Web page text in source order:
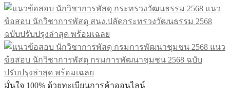
฿395.00
฿705.00
multiple
variants.
may
be
แนว
ข้อสอบ นักวิชาการพัสดุ สนง.ปลัดกระทรวงวัฒนธรรม 2568
ฉบับปรับปรุงล่าสุด พร้อมเฉลย
แนว
ข้อสอบ นักวิชาการพัสดุ กรมการพัฒนาชุมชน 2568 ฉบับ
ปรับปรุงล่าสุด พร้อมเฉลย
มั่นใจ 100% ด้วยทะเบียนการค้าออนไลน์